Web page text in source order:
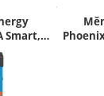
Smart,…